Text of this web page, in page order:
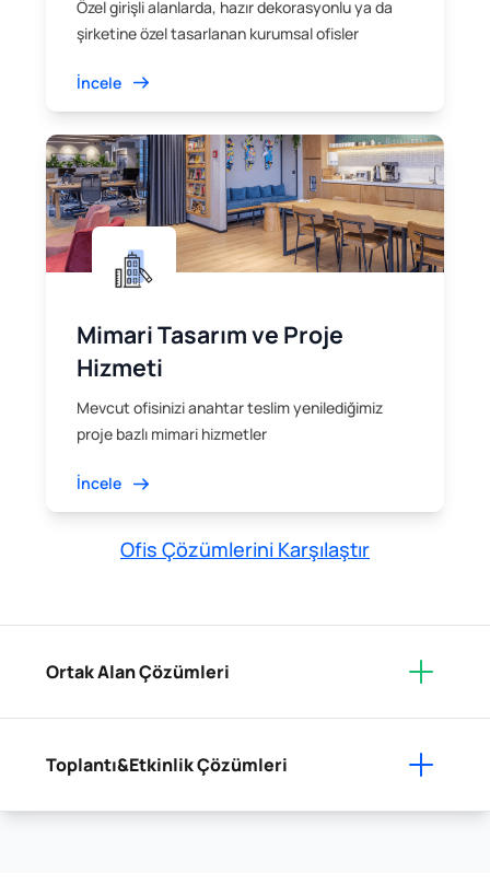
Özel girişli alanlarda, hazır dekorasyonlu ya da
şirketine özel tasarlanan kurumsal ofisler
İncele
Mimari Tasarım ve Proje
Hizmeti
Mevcut ofisinizi anahtar teslim yenilediğimiz
proje bazlı mimari hizmetler
İncele
Ofis Çözümlerini Karşılaştır
Ortak Alan Çözümleri
Toplantı&Etkinlik Çözümleri